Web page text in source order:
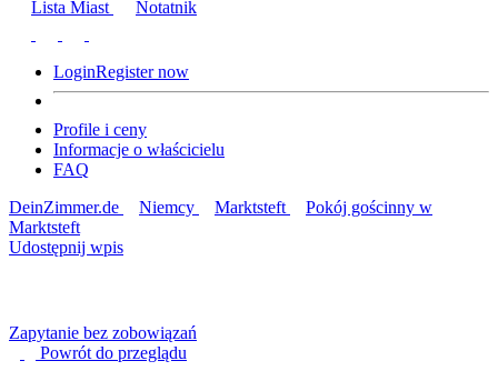
Lista Miast Notatnik
LoginRegister now
Profile i ceny
Informacje o właścicielu
FAQ
DeinZimmer.de
Niemcy Marktsteft
Pokój gościnny w
Marktsteft
Udostępnij wpis
Zapytanie bez zobowiązań
Powrót do przeglądu